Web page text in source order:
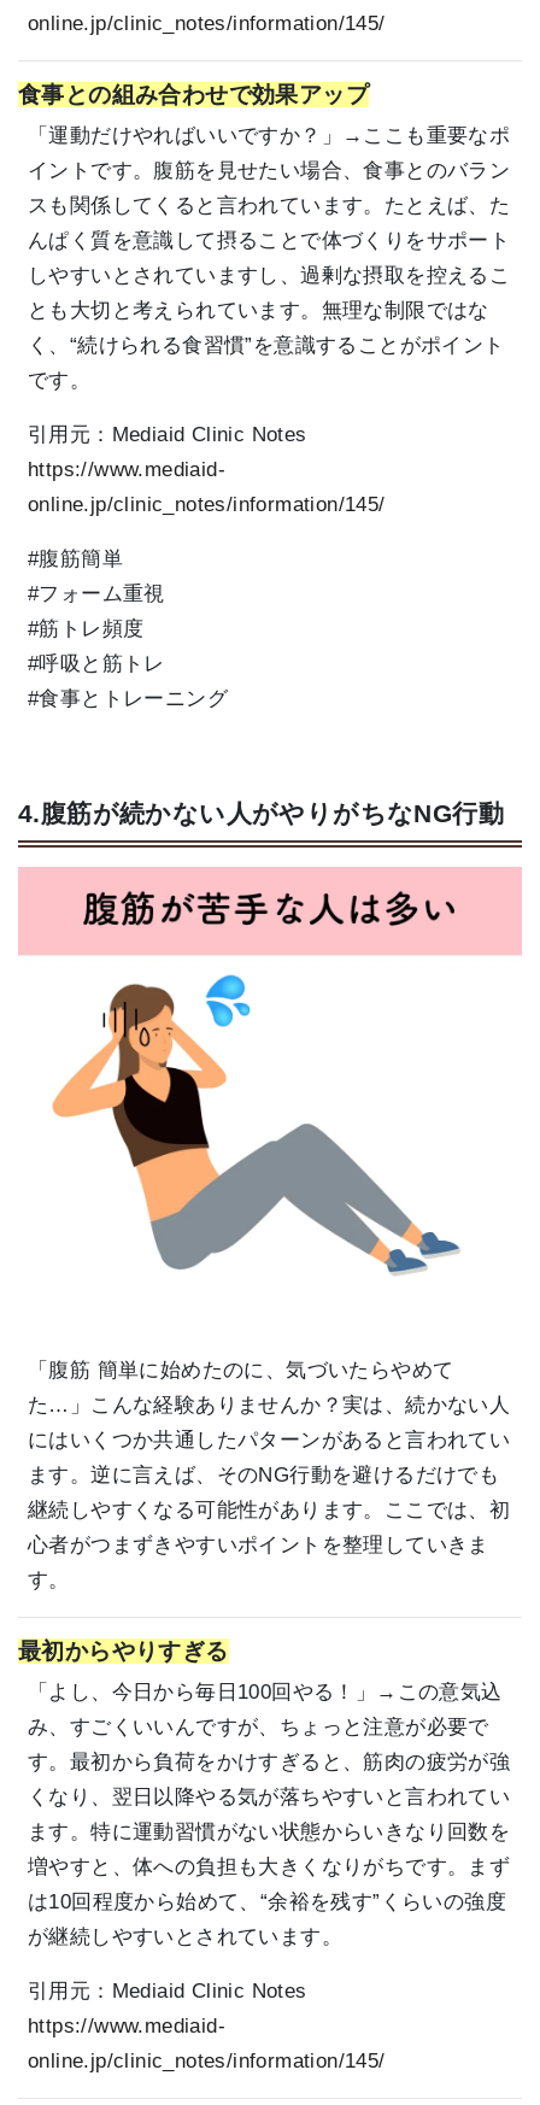
online.jp/clinic_notes/information/145/
食事との組み合わせで効果アップ
「運動だけやればいいですか？」→ここも重要なポ
イントです。腹筋を見せたい場合、食事とのバラン
スも関係してくると言われています。たとえば、た
んぱく質を意識して摂ることで体づくりをサポート
しやすいとされていますし、過剰な摂取を控えるこ
とも大切と考えられています。無理な制限ではな
く、“続けられる食習慣”を意識することがポイント
です。
引用元： Mediaid Clinic Notes
https://www.mediaid-
online.jp/clinic_notes/information/145/
#腹筋簡単
#フォーム重視
#筋トレ頻度
#呼吸と筋トレ
#食事とトレーニング
4.腹筋が続かない人がやりがちなNG行動
「腹筋 簡単に始めたのに、気づいたらやめて
た…」こんな経験ありませんか？実は、続かない人
にはいくつか共通したパターンがあると言われてい
ます。逆に言えば、そのNG行動を避けるだけでも
継続しやすくなる可能性があります。ここでは、初
心者がつまずきやすいポイントを整理していきま
す。
最初からやりすぎる
「よし、今日から毎日100回やる！」→この意気込
み、すごくいいんですが、ちょっと注意が必要で
す。最初から負荷をかけすぎると、筋肉の疲労が強
くなり、翌日以降やる気が落ちやすいと言われてい
ます。特に運動習慣がない状態からいきなり回数を
増やすと、体への負担も大きくなりがちです。まず
は10回程度から始めて、“余裕を残す”くらいの強度
が継続しやすいとされています。
引用元： Mediaid Clinic Notes
https://www.mediaid-
online.jp/clinic_notes/information/145/